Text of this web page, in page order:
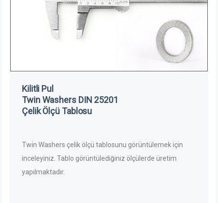
Kilitli Pul
Twin Washers DIN 25201
Çelik Ölçü Tablosu
Twin Washers çelik ölçü tablosunu görüntülemek için
inceleyiniz. Tablo görüntülediğiniz ölçülerde üretim
yapılmaktadır.